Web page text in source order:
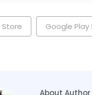
Store Google Play
About Author